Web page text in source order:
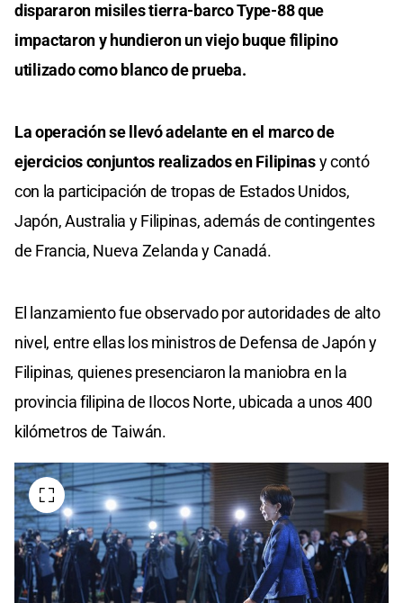
dispararon misiles tierra-barco Type-88 que
impactaron y hundieron un viejo buque filipino
utilizado como blanco de prueba.
La operación se llevó adelante en el marco de
ejercicios conjuntos realizados en Filipinasy contó
con la participación de tropas de Estados Unidos,
Japón, Australia y Filipinas, además de contingentes
de Francia, Nueva Zelanda y Canadá.
El lanzamiento fue observado por autoridades de alto
nivel, entre ellas los ministros de Defensa de Japón y
Filipinas, quienes presenciaron la maniobra en la
provincia filipina de Ilocos Norte, ubicada a unos 400
kilómetros de Taiwán.